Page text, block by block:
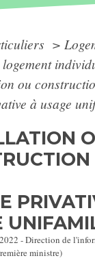
>
ou
à usage
- Direction de
ministre)